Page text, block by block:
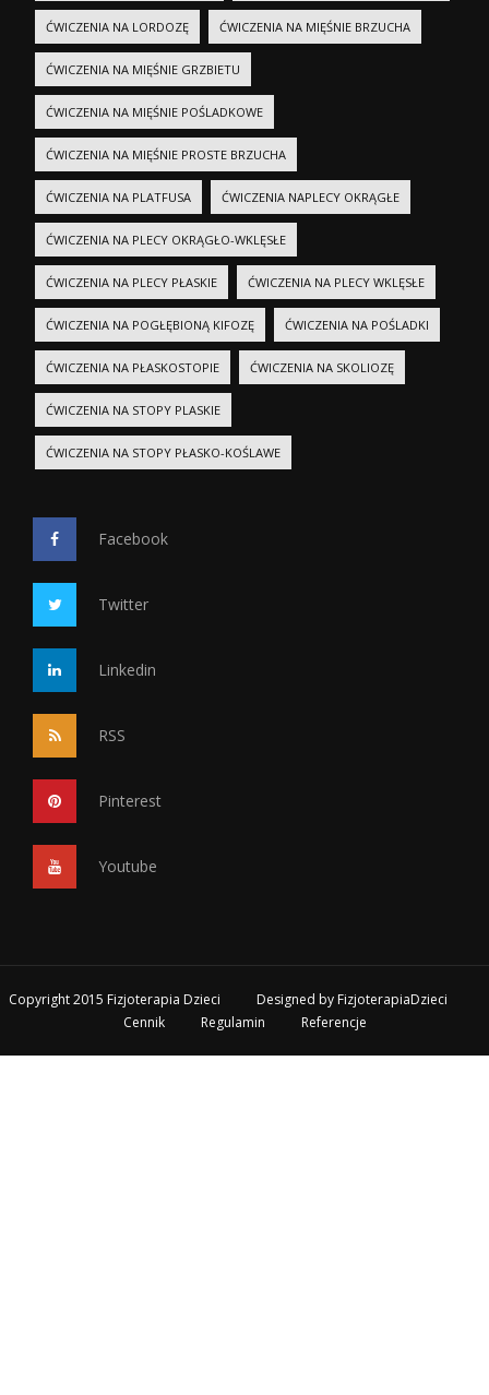
ĆWICZENIA NA LORDOZĘ ĆWICZENIA NA MIĘŚNIE BRZUCHA
ĆWICZENIA NA MIĘŚNIE GRZBIETU
ĆWICZENIA NA MIĘŚNIE POŚLADKOWE
ĆWICZENIA NA MIĘŚNIE PROSTE BRZUCHA
ĆWICZENIA NA PLATFUSA ĆWICZENIA NAPLECY OKRĄGŁE
ĆWICZENIA NA PLECY OKRĄGŁO-WKLĘSŁE
ĆWICZENIA NA PLECY PŁASKIE ĆWICZENIA NA PLECY WKLĘSŁE
ĆWICZENIA NA POGŁĘBIONĄ KIFOZĘ ĆWICZENIA NA POŚLADKI
ĆWICZENIA NA PŁASKOSTOPIE ĆWICZENIA NA SKOLIOZĘ
ĆWICZENIA NA STOPY PLASKIE
ĆWICZENIA NA STOPY PŁASKO-KOŚLAWE
Facebook
Twitter
Linkedin
RSS
Pinterest
Youtube
Copyright 2015 Fizjoterapia Dzieci Designed by FizjoterapiaDzieci
Cennik
Regulamin Referencje